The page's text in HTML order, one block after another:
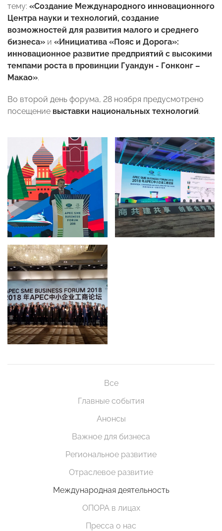
тему: «Создание Международного инновационного
Центра науки и технологий, создание
возможностей для развития малого и среднего
бизнеса» и «Инициатива «Пояс и Дорога»:
инновационное развитие предприятий с высокими
темпами роста в провинции Гуандун - Гонконг –
Макао».
Во второй день форума, 28 ноября предусмотрено
посещение выставки национальных технологий.
Все
Главные события
Анонсы
Важное для бизнеса
Региональное развитие
Отраслевое развитие
Международная деятельность
ОПОРА в лицах
Пресса о нас